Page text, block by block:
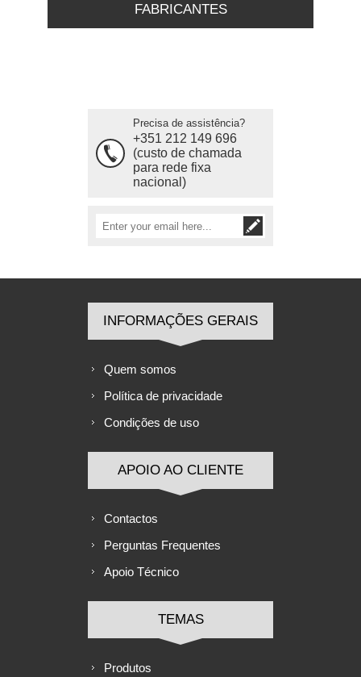
FABRICANTES
Precisa de assistência?
+351 212 149 696
(custo de chamada
para rede fixa
nacional)
INFORMAÇÕES GERAIS
Quem somos
Política de privacidade
Condições de uso
APOIO AO CLIENTE
Contactos
Perguntas Frequentes
Apoio Técnico
TEMAS
Produtos